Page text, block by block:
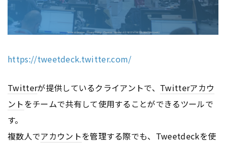
https://tweetdeck.twitter.com/
Twitterが提供しているクライアントで、 Twitterアカウ
ントをチームで共有して使用することができるツールで
す。
複数人でアカウントを管理する際でも、Tweetdeckを使